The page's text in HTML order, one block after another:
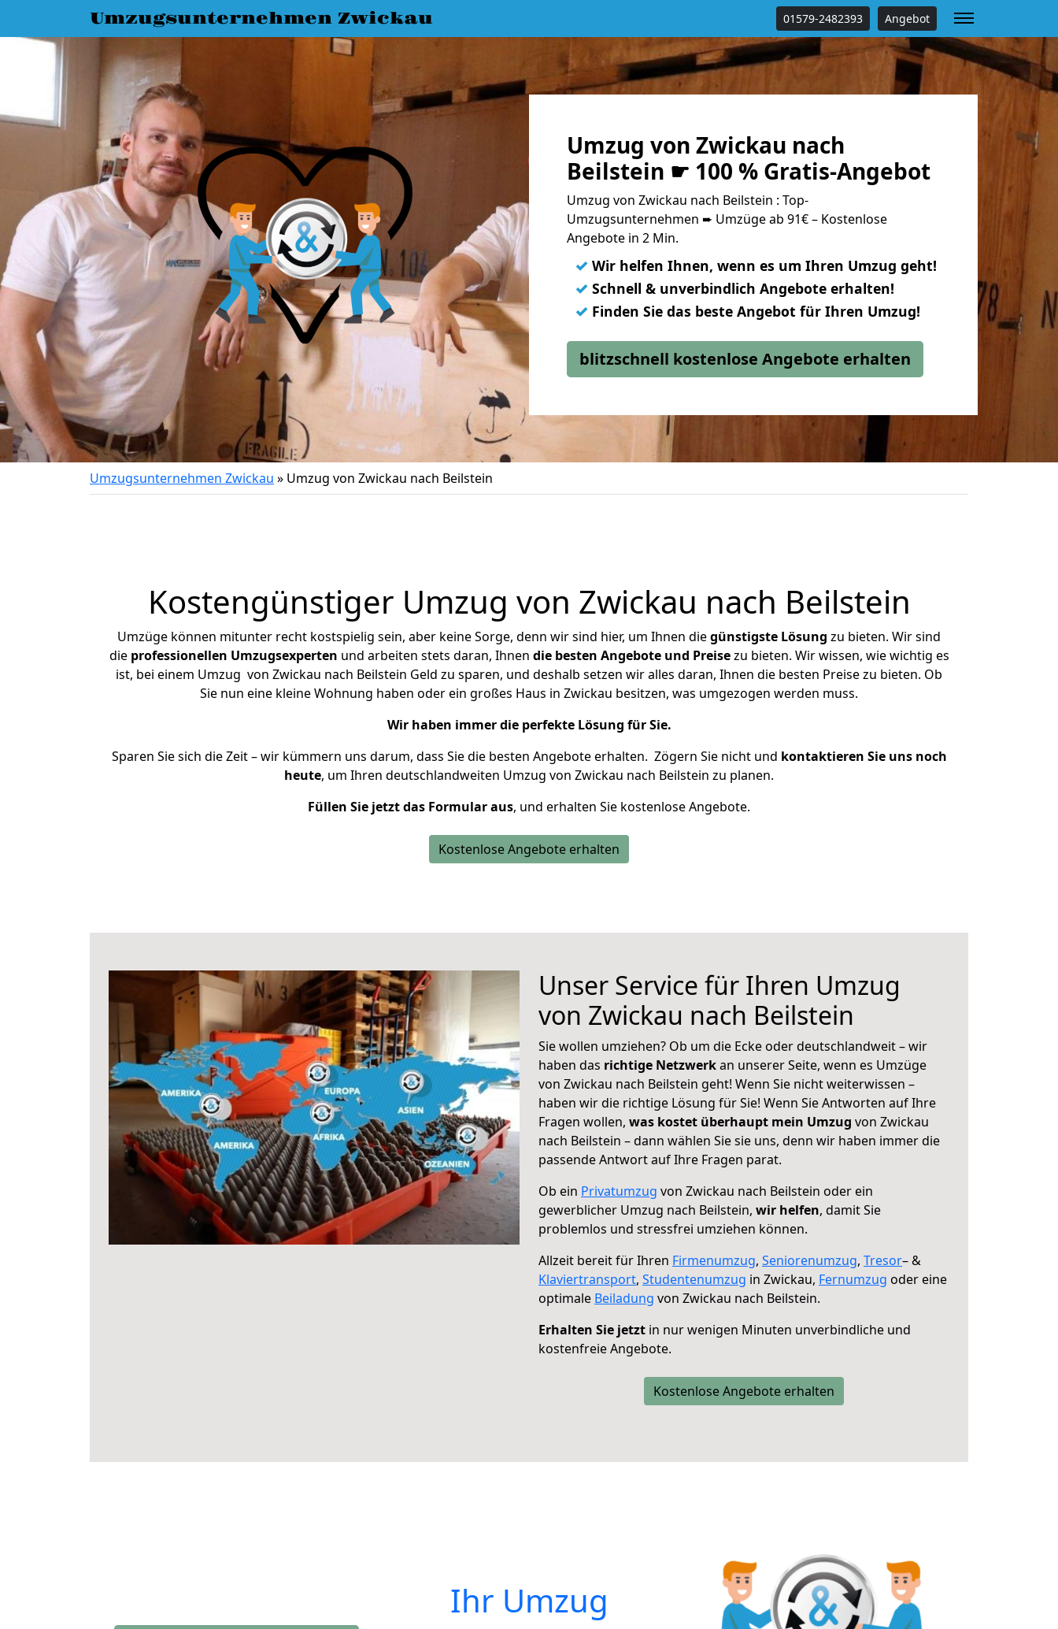
Umzugsunternehmen Zwickau 01579-2482393 Angebot
Umzug von Zwickau nach
Beilstein ☛ 100 % Gratis-Angebot
Umzug von Zwickau nach Beilstein : Top-
Umzugsunternehmen ➨ Umzüge ab 91€ – Kostenlose
Angebote in 2 Min.
✓ Wir helfen Ihnen, wenn es um Ihren Umzug geht!
✓ Schnell & unverbindlich Angebote erhalten!
✓ Finden Sie das beste Angebot für Ihren Umzug!
blitzschnell kostenlose Angebote erhalten
Umzugsunternehmen Zwickau » Umzug von Zwickau nach Beilstein
Kostengünstiger Umzug von Zwickau nach Beilstein
Umzüge können mitunter recht kostspielig sein, aber keine Sorge, denn wir sind hier, um Ihnen diegünstigste Lösung zu bieten. Wir sind
die professionellen Umzugsexperten und arbeiten stets daran, Ihnen die besten Angebote und Preisezu bieten. Wir wissen, wie wichtig es
ist, bei einem Umzug von Zwickau nach Beilstein Geld zu sparen, und deshalb setzen wir alles daran, Ihnen die besten Preise zu bieten. Ob
Sie nun eine kleine Wohnung haben oder ein großes Haus in Zwickau besitzen, was umgezogen werden muss.
Wir haben immer die perfekte Lösung für Sie.
Sparen Sie sich die Zeit – wir kümmern uns darum, dass Sie die besten Angebote erhalten. Zögern Sie nicht und kontaktieren Sie uns noch
heute, um Ihren deutschlandweiten Umzug von Zwickau nach Beilstein zu planen.
Füllen Sie jetzt das Formular aus, und erhalten Sie kostenlose Angebote.
Kostenlose Angebote erhalten
Unser Service für Ihren Umzug
von Zwickau nach Beilstein
Sie wollen umziehen? Ob um die Ecke oder deutschlandweit – wir
haben das richtige Netzwerkan unserer Seite, wenn es Umzüge
von Zwickau nach Beilstein geht! Wenn Sie nicht weiterwissen –
haben wir die richtige Lösung für Sie! Wenn Sie Antworten auf Ihre
Fragen wollen, was kostet überhaupt mein Umzug von Zwickau
nach Beilstein – dann wählen Sie sie uns, denn wir haben immer die
passende Antwort auf Ihre Fragen parat.
Ob ein Privatumzug von Zwickau nach Beilstein oder ein
gewerblicher Umzug nach Beilstein, wir helfen, damit Sie
problemlos und stressfrei umziehen können.
Allzeit bereit für Ihren Firmenumzug, Seniorenumzug, Tresor– &
Klaviertransport, Studentenumzug in Zwickau, Fernumzug oder eine
optimale Beiladung von Zwickau nach Beilstein.
Erhalten Sie jetzt in nur wenigen Minuten unverbindliche und
kostenfreie Angebote.
Kostenlose Angebote erhalten
Ihr Umzug